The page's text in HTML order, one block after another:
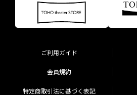
ご利用ガイド
会員規約
特定商取引法に基づく表記